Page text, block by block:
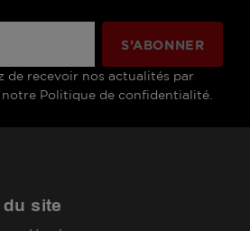
de recevoir nos actualités par
Politique de confidentialité.
du site